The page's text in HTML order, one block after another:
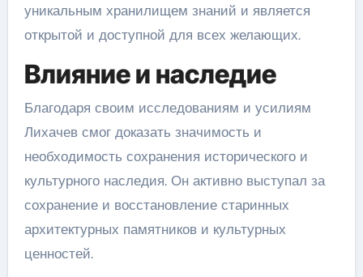
уникальным хранилищем знаний и является
открытой и доступной для всех желающих.
Влияние и наследие
Благодаря своим исследованиям и усилиям
Лихачев смог доказать значимость и
необходимость сохранения исторического и
культурного наследия. Он активно выступал за
сохранение и восстановление старинных
архитектурных памятников и культурных
ценностей.